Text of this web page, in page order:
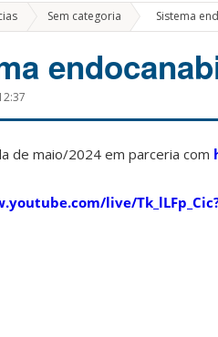
Sem categoria » Sistema
de maio/2024 em parceria com
live/